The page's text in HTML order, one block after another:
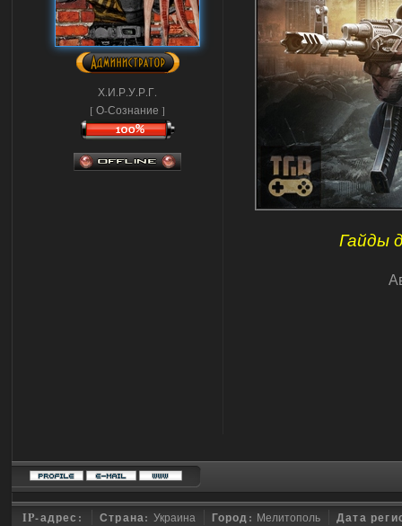
Х.И.Р.У.Р.Г.
[ О-Сознание ]
Гайды
IP-адрес: Страна: Украина Город: Мелитополь Дата